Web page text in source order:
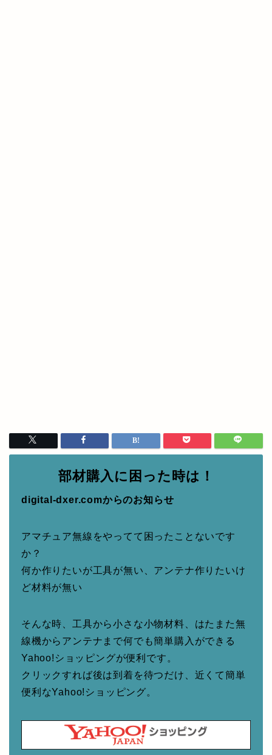
部材購入に困った時は！
digital-dxer.comからのお知らせ
アマチュア無線をやってて困ったことないです
か？
何か作りたいが工具が無い、アンテナ作りたいけ
ど材料が無い
そんな時、工具から小さな小物材料、はたまた無
線機からアンテナまで何でも簡単購入ができる
Yahoo!ショッピングが便利です。
クリックすれば後は到着を待つだけ、近くて簡単
便利なYahoo!ショッピング。